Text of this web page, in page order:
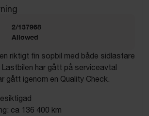
2/137968
Allowed
riktigt fin sopbil med både sidlastare
har gått på serviceavtal
gått igenom en Quality Check.
ca 136 400 km